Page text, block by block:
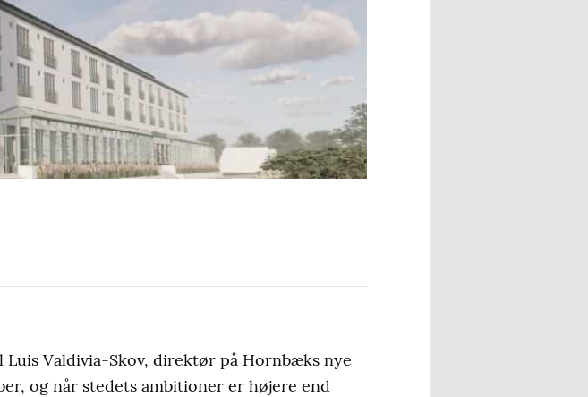
Valdivia-Skov, direktør på Hornbæks nye
og når stedets ambitioner er højere end